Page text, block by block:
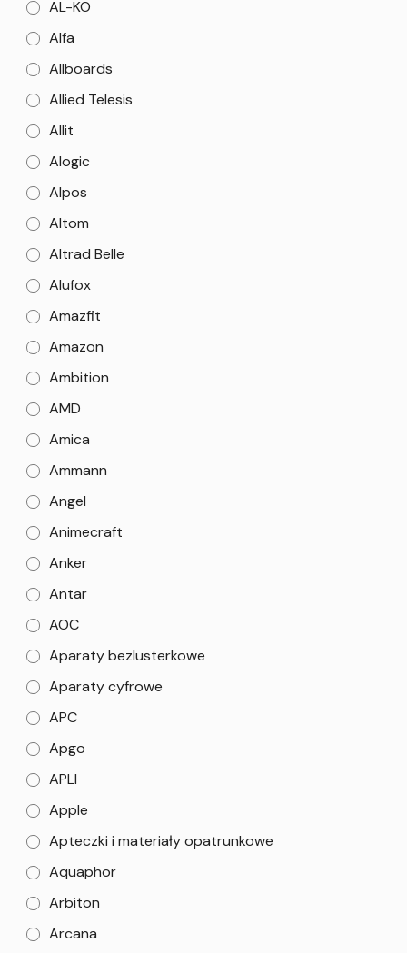
AL-KO
Alfa
Allboards
Allied Telesis
Allit
Alogic
Alpos
Altom
Altrad Belle
Alufox
Amazfit
Amazon
Ambition
AMD
Amica
Ammann
Angel
Animecraft
Anker
Antar
AOC
Aparaty bezlusterkowe
Aparaty cyfrowe
APC
Apgo
APLI
Apple
Apteczki i materiały opatrunkowe
Aquaphor
Arbiton
Arcana